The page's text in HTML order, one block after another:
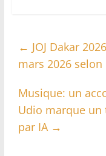
← JOJ Dakar
mars 2026 selon
Musique: un
Udio marque
par IA →